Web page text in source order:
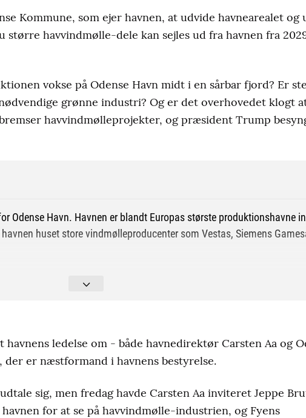
Kommune, som ejer havnen, at udvide havnearealet og
større havvindmølle-dele kan sejles ud fra havnen fra
vokse på Odense Havn midt i en sårbar fjord? Er
grønne industri? Og er det overhovedet klogt
havvindmølleprojekter, og præsident Trump
Odense Havn. Havnen er blandt Europas største produktionshavne
huset store vindmølleproducenter som Vestas, Siemens
store havvindmøller på 15 MW, som vejer 600 ton, har 115
husstande.
men de industriaktiviteter, der foregår på havnen, kontrolleres
her.
ledelse om - både havnedirektør Carsten Aa og
der er næstformand i havnens bestyrelse.
sig, men fredag havde Carsten Aa inviteret Jeppe
for at se på havvindmølle-industrien, og Fyens